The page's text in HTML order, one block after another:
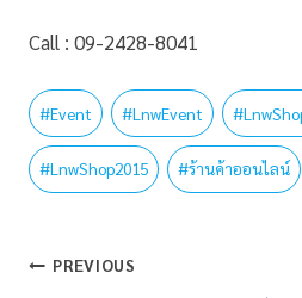
Call : 09-2428-8041
#Event #LnwEvent #
#LnwShop2015 #ร้านค้าออนไลน์
PREVIOUS